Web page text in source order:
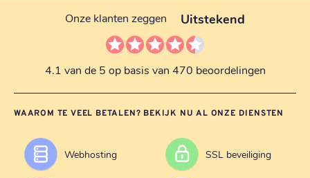
Onze klanten zeggen Uitstekend
4.1 van de 5 op basis van 470 beoordelingen
WAAROM TE VEEL BETALEN? BEKIJK NU AL ONZE DIENSTEN
Webhosting SSL beveiliging